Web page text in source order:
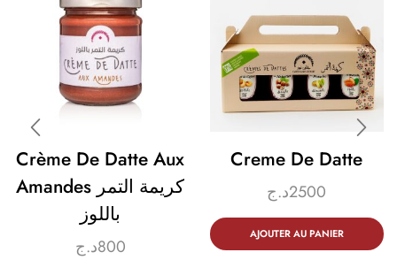
Crème De Datte Aux
Amandes كريمة التمر
باللوز
800د.ج
Creme De Datte
2500د.ج
AJOUTER AU PANIER